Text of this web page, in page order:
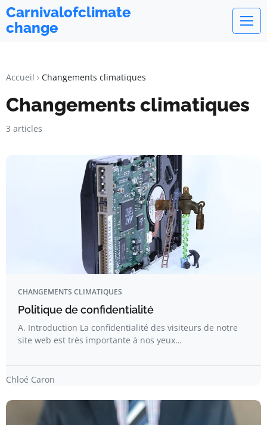
Carnivalofclimate
change
Accueil Changements climatiques
Changements climatiques
3 articles
CHANGEMENTS CLIMATIQUES
Politique de confidentialité
A. Introduction La confidentialité des visiteurs de notre
site web est très importante à nos yeux…
Chloé Caron